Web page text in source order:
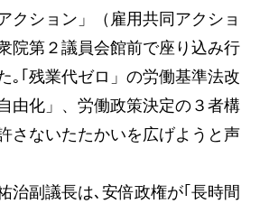
クション」（雇用共同アクショ
院第２議員会館前で座り込み行
｡｢残業代ゼロ」の労働基準法改
由化」、労働政策決定の３者構
さないたたかいを広げようと声
治副議長は､安倍政権が｢長時間